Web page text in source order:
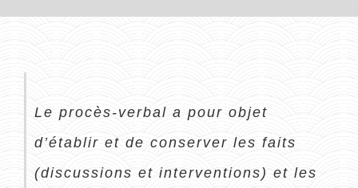
Le procès-verbal a pour objet
d’établir et de conserver les faits
(discussions et interventions) et les